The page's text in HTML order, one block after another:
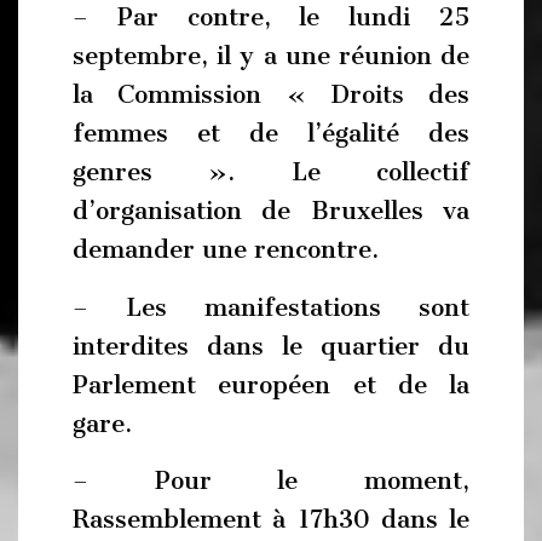
– Par contre, le lundi 25
septembre, il y a une réunion de
la Commission « Droits des
femmes et de l’égalité des
genres ». Le collectif
d’organisation de Bruxelles va
demander une rencontre.
– Les manifestations sont
interdites dans le quartier du
Parlement européen et de la
gare.
– Pour le moment,
Rassemblement à 17h30 dans le